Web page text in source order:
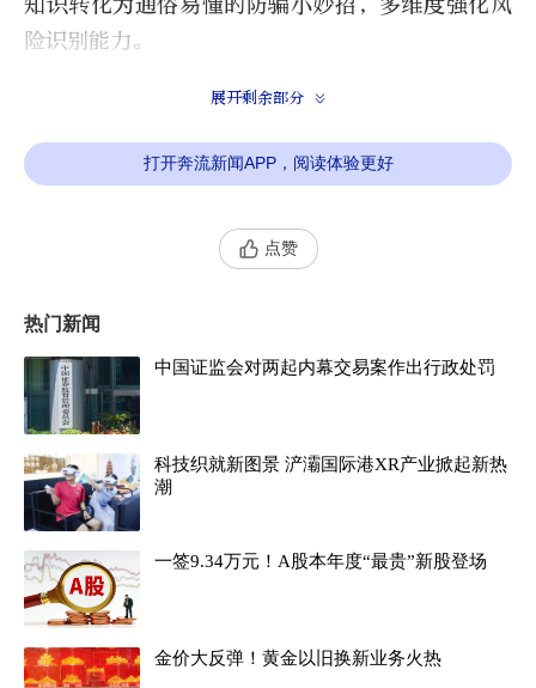
险识别能力。
创新打造的“校园反诈小剧场”将活动氛围推
向高潮，支行工作人员现场邀请学生志愿者共同演
绎“代充骗局”“刷单陷阱”等四幕情景小短剧，
模拟，让在场师生在身临其境中掌握防范要领，让
展开剩余部分
打开奔流新闻APP，阅读体验更好
点赞
热门新闻
中国证监会对两起内幕交易案作出行政处罚
科技织就新图景 浐灞国际港XR产业掀起新热
潮
一签9.34万元！A股本年度“最贵”新股登场
金价大反弹！黄金以旧换新业务火热